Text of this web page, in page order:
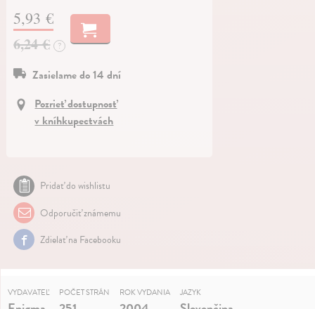
5,93 €
6,24 €
?
Zasielame do 14 dní
Pozrieť dostupnosť
v kníhkupectvách
Pridať do wishlistu
Odporučiť známemu
Zdielať na Facebooku
VYDAVATEĽ POČET STRÁN ROK VYDANIA JAZYK